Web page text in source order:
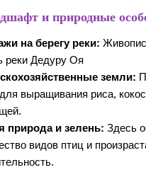
и природные
на берегу реки:
реки Дедуру Оя
земли:
выращивания риса,
природа и зелень: Здесь
видов птиц и